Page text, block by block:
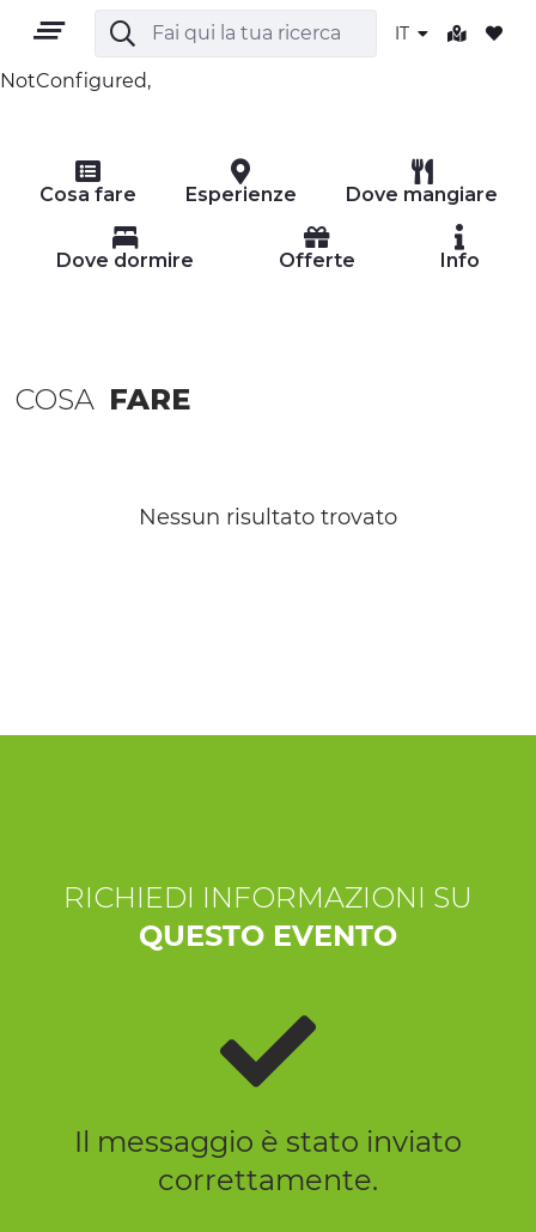
IT
OUTDOOR
NATURA E BENESSERE
NotConfigured,
Cosa fare Esperienze Dove mangiare
Dove dormire Offerte Info
COSA FARE
Nessun risultato trovato
RICHIEDI INFORMAZIONI SU
QUESTO EVENTO
Il messaggio è stato inviato
correttamente.